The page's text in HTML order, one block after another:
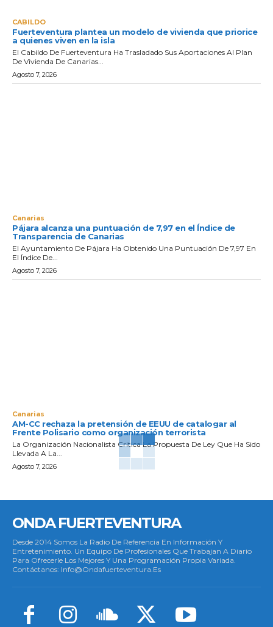
CABILDO
Fuerteventura plantea un modelo de vivienda que priorice
a quienes viven en la isla
El Cabildo De Fuerteventura Ha Trasladado Sus Aportaciones Al Plan
De Vivienda De Canarias...
Agosto 7, 2026
Canarias
Pájara alcanza una puntuación de 7,97 en el Índice de
Transparencia de Canarias
El Ayuntamiento De Pájara Ha Obtenido Una Puntuación De 7,97 En
El Índice De...
Agosto 7, 2026
Canarias
AM-CC rechaza la pretensión de EEUU de catalogar al
Frente Polisario como organización terrorista
La Organización Nacionalista Critica La Propuesta De Ley Que Ha Sido
Llevada A La...
Agosto 7, 2026
ONDA FUERTEVENTURA
Desde 2014 Somos La Radio De Referencia En Información Y
Entretenimiento. Un Equipo De Profesionales Que Trabajan A Diario
Para Ofrecerle Los Mejores Y Una Programación Propia Variada.
Contáctanos: Info@ondafuerteventura.es